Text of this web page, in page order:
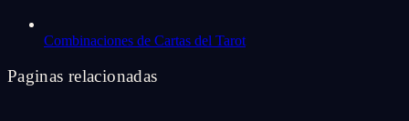
Combinaciones de Cartas del Tarot
Paginas relacionadas